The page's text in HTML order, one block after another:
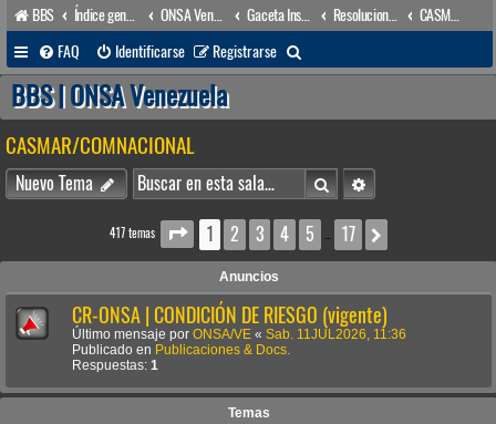
BBS Índice general ONSA Venezuela (acceso público) Gaceta Institucional Resoluciones
CASMAR/COMNACIONAL
FAQ
Identificarse Registrarse
u
a
r
BBS | ONSA Venezuela
CASMAR/COMNACIONAL
Nuevo Tema BuscarBúsqueda avanzada
417 temas Página1 de 17
1 2 3 4 5 … 17
Anuncios
CR-ONSA | CONDICIÓN DE RIESGO (vigente)
Último mensaje por ONSA/VE « Sab. 11JUL2026, 11:36
Publicado en Publicaciones & Docs.
Respuestas: 1
Temas